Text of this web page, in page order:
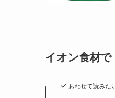
イオン食材
あわせて読みた